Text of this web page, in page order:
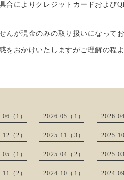
合によりクレジットカードおよび
んが現金のみの取り扱いになってお
をおかけいたしますがご理解の程
（1） 2026-05（1） 2026-
（2） 2025-11（3） 2025-
（1） 2025-04（2） 2025-
（2） 2024-10（1） 2024-